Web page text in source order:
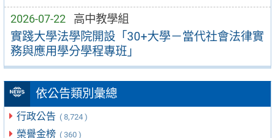
2026-07-22 高中教學組
實踐大學法學院開設「30+大學－當代社會法律實
務與應用學分學程專班」
依公告類別彙總
行政公告 ( 8,724 )
榮譽金榜 ( 360 )